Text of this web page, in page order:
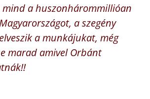
mind a huszonhárommillióan
a szegény
a munkájukat, még
marad amivel Orbánt